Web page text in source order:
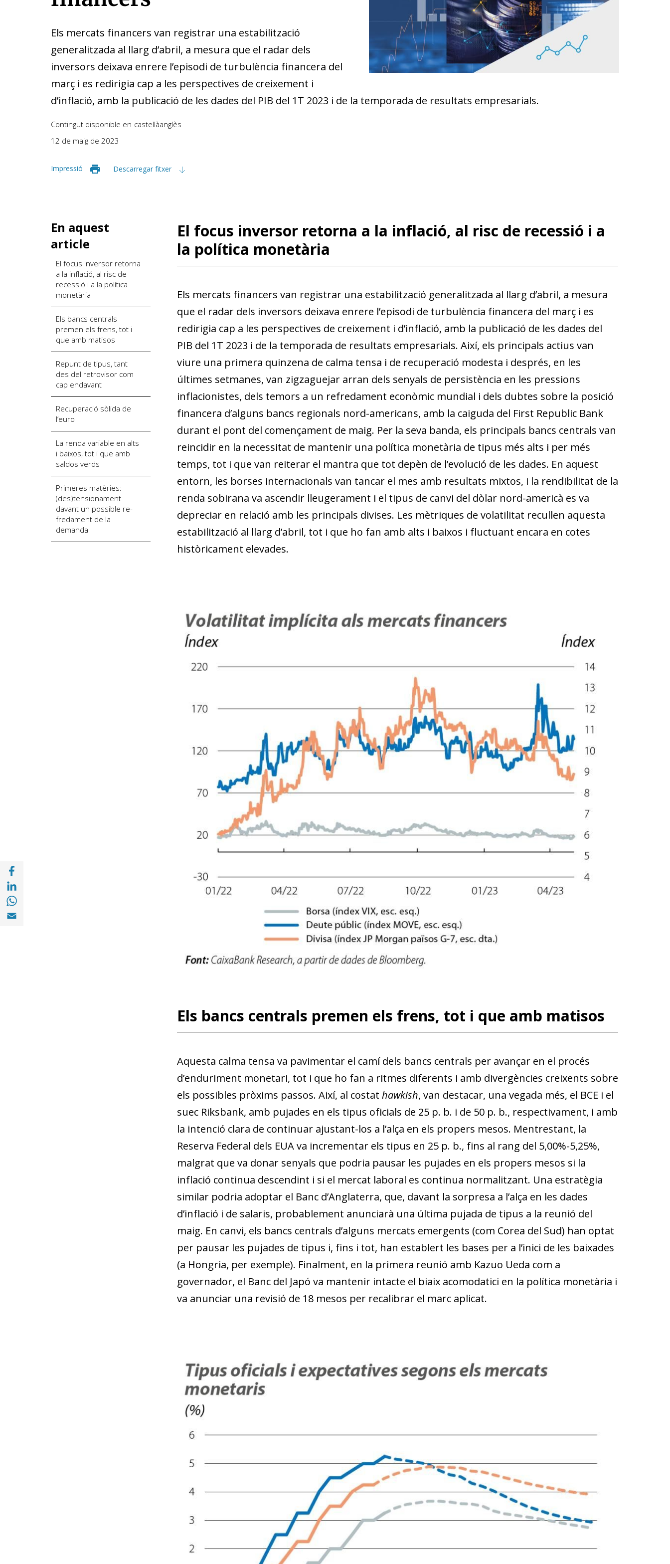
Els mercats financers van registrar una estabilització
generalitzada al llarg d’abril, a mesura que el radar dels
inversors deixava enrere l’episodi de turbulència financera del
març i es redirigia cap a les perspectives de creixement i
d’inflació, amb la publicació de les dades del PIB del 1T 2023 i de la temporada de resultats empresarials.
Contingut disponible en castellàanglès
12 de maig de 2023
Impressió Descarregar fitxer
Compartir a with Linkedin (opens in a new window)
Compartir a with Whatsapp (opens in a new window)
En aquest
article
El focus inversor retorna
a la inflació, al risc de
recessió i a la política
monetària
Els bancs centrals
premen els frens, tot i
que amb matisos
Repunt de tipus, tant
des del retrovisor com
cap endavant
Recuperació sòlida de
l’euro
La renda variable en alts
i baixos, tot i que amb
saldos verds
Primeres matèries:
(des)tensionament
davant un possible re­­
fredament de la
demanda
El focus inversor retorna a la inflació, al risc de recessió i a
la política monetària
Els mercats financers van registrar una estabilització generalitzada al llarg d’abril, a mesura
que el radar dels inversors deixava enrere l’episodi de turbulència financera del març i es
redirigia cap a les perspectives de creixement i d’inflació, amb la publicació de les dades del
PIB del 1T 2023 i de la temporada de resultats empresarials. Així, els principals actius van
viure una primera quinzena de calma tensa i de recuperació modesta i després, en les
últimes setmanes, van zigzaguejar arran dels senyals de persistència en les pressions
inflacionistes, dels temors a un refredament econòmic mundial i dels dubtes sobre la posició
financera d’alguns bancs regionals nord-americans, amb la caiguda del First Republic Bank
durant el pont del començament de maig. Per la seva banda, els principals bancs centrals van
reincidir en la necessitat de mantenir una política monetària de tipus més alts i per més
temps, tot i que van reiterar el mantra que tot depèn de l’evolució de les dades. En aquest
entorn, les borses internacionals van tancar el mes amb resultats mixtos, i la rendibilitat de la
renda sobirana va ascendir lleugerament i el tipus de canvi del dòlar nord-americà es va
depreciar en relació amb les principals divises. Les mètriques de volatilitat recullen aquesta
estabilització al llarg d’abril, tot i que ho fan amb alts i baixos i fluctuant encara en cotes
històricament elevades.
Els bancs centrals premen els frens, tot i que amb matisos
Aquesta calma tensa va pavimentar el camí dels bancs centrals per avançar en el procés
d’enduriment monetari, tot i que ho fan a ritmes diferents i amb divergències creixents sobre
els possibles pròxims passos. Així, al costat hawkish, van destacar, una vegada més, el BCE i el
suec Riksbank, amb pujades en els tipus oficials de 25 p. b. i de 50 p. b., respectivament, i amb
la intenció clara de continuar ajustant-los a l’alça en els propers mesos. Mentrestant, la
Reserva Federal dels EUA va incrementar els tipus en 25 p. b., fins al rang del 5,00%-5,25%,
malgrat que va donar senyals que podria pausar les pujades en els propers mesos si la
inflació continua descendint i si el mercat laboral es continua normalitzant. Una estratègia
similar podria adoptar el Banc d’Anglaterra, que, davant la sorpresa a l’alça en les dades
d’inflació i de salaris, probablement anunciarà una última pujada de tipus a la reunió del
maig. En canvi, els bancs centrals d’alguns mercats emergents (com Corea del Sud) han optat
per pausar les pujades de tipus i, fins i tot, han establert les bases per a l’inici de les baixades
(a Hongria, per exemple). Finalment, en la primera reunió amb Kazuo Ueda com a
governador, el Banc del Japó va mantenir intacte el biaix acomodatici en la política monetària i
va anunciar una revisió de 18 mesos per recalibrar el marc aplicat.